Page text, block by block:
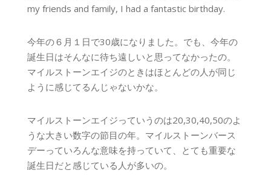
my friends and family, I had a fantastic birthday.
今年の６月１日で30歳になりました。でも、今年の
誕生日はそんなに待ち遠しいと思ってなかったの。
マイルストーンエイジのときはほとんどの人が同じ
ように感じてるんじゃないかな。
マイルストーンエイジっていうのは20,30,40,50のよ
うな大きい数字の節目の年。マイルストーンバース
デーっていろんな意味を持っていて、とても重要な
誕生日だと感じている人が多いの。